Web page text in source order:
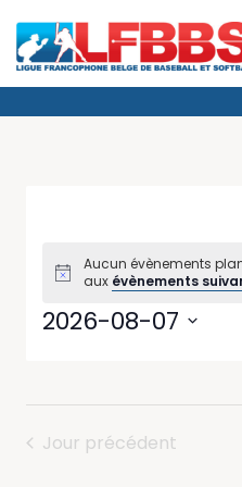
Aucun évènements
aux évènements
2026-08-07
Jour précédent